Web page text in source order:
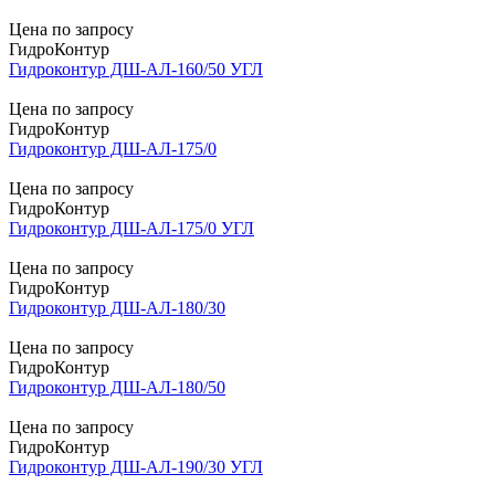
Цена по запросу
ГидроКонтур
Гидроконтур ДШ-АЛ-160/50 УГЛ
Цена по запросу
ГидроКонтур
Гидроконтур ДШ-АЛ-175/0
Цена по запросу
ГидроКонтур
Гидроконтур ДШ-АЛ-175/0 УГЛ
Цена по запросу
ГидроКонтур
Гидроконтур ДШ-АЛ-180/30
Цена по запросу
ГидроКонтур
Гидроконтур ДШ-АЛ-180/50
Цена по запросу
ГидроКонтур
Гидроконтур ДШ-АЛ-190/30 УГЛ